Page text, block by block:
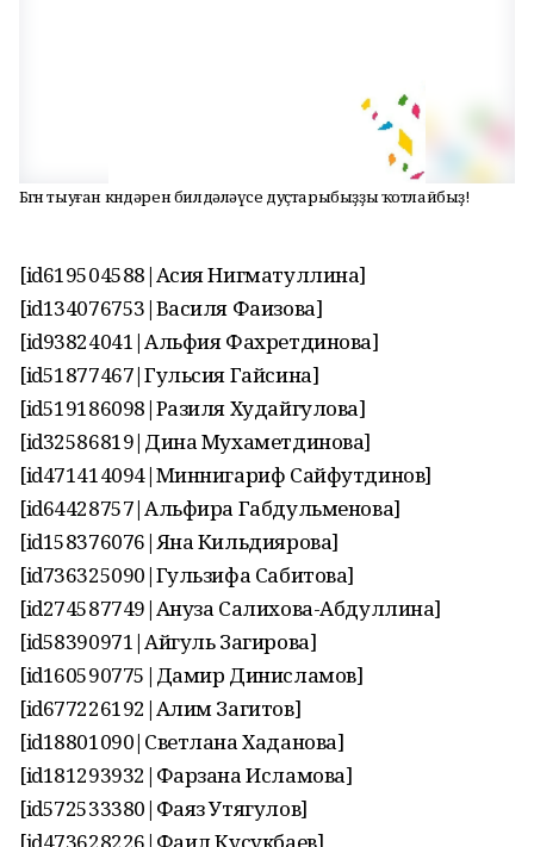
Бөгөн тыуған көндәрен билдәләүсе дуҫтарыбыҙҙы ҡотлайбыҙ!
[id619504588|Асия Нигматуллина]
[id134076753|Василя Фаизова]
[id93824041|Альфия Фахретдинова]
[id51877467|Гульсия Гайсина]
[id519186098|Разиля Худайгулова]
[id32586819|Дина Мухаметдинова]
[id471414094|Миннигариф Сайфутдинов]
[id64428757|Альфира Габдульменова]
[id158376076|Яна Кильдиярова]
[id736325090|Гульзифа Сабитова]
[id274587749|Ануза Салихова-Абдуллина]
[id58390971|Айгуль Загирова]
[id160590775|Дамир Динисламов]
[id677226192|Алим Загитов]
[id18801090|Светлана Хаданова]
[id181293932|Фарзана Исламова]
[id572533380|Фаяз Утягулов]